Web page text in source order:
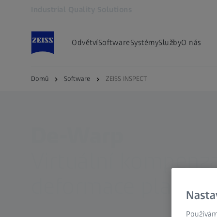
OdvětvíSoftwareSystémySlužbyO nás
Domů Software ZEISS INSPECT
Virtuální
deformace